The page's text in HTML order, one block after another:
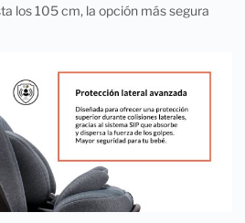
los 105 cm, la opción más segura